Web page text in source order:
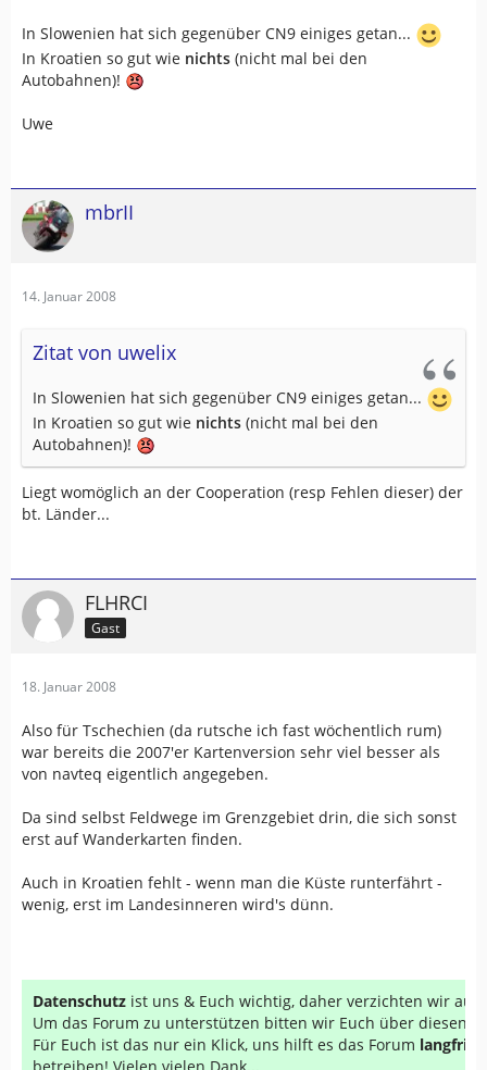
In Slowenien hat sich gegenüber CN9 einiges getan...
In Kroatien so gut wie nichts (nicht mal bei den
Autobahnen)!
Uwe
mbrII
14. Januar 2008
Zitat von uwelix
In Slowenien hat sich gegenüber CN9 einiges getan...
In Kroatien so gut wie nichts (nicht mal bei den
Autobahnen)!
Liegt womöglich an der Cooperation (resp Fehlen dieser) der
bt. Länder...
FLHRCI
Gast
18. Januar 2008
Also für Tschechien (da rutsche ich fast wöchentlich rum)
war bereits die 2007'er Kartenversion sehr viel besser als
von navteq eigentlich angegeben.
Da sind selbst Feldwege im Grenzgebiet drin, die sich sonst
erst auf Wanderkarten finden.
Auch in Kroatien fehlt - wenn man die Küste runterfährt -
wenig, erst im Landesinneren wird's dünn.
Datenschutz ist uns & Euch wichtig, daher verzichten wir auf
Um das Forum zu unterstützen bitten wir Euch über diesen
Für Euch ist das nur ein Klick, uns hilft es das Forum